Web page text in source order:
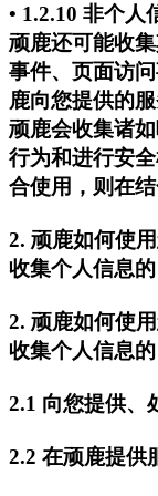
• 1.2.10 非个人
顽鹿还可能收
事件、页面访
鹿向您提供的
顽鹿会收集诸
行为和进行安
合使用，则在
2. 顽鹿如何使
收集个人信息
2. 顽鹿如何使
收集个人信息
2.1 向您提供、
2.2 在顽鹿提供